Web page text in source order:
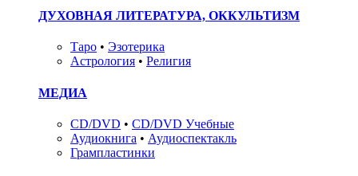
ДУХОВНАЯ ЛИТЕРАТУРА, ОККУЛЬТИЗМ
Таро • Эзотерика
Астрология • Религия
МЕДИА
CD/DVD • CD/DVD Учебные
Аудиокнига • Аудиоспектакль
Грампластинки